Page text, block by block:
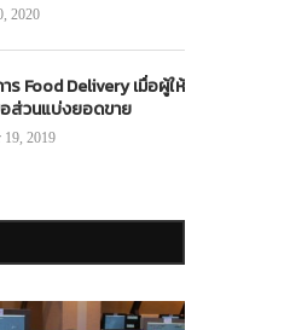
2020
าร Food Delivery เมื่อผู้ให้
ส่วนแบ่งยอดขาย
19, 2019